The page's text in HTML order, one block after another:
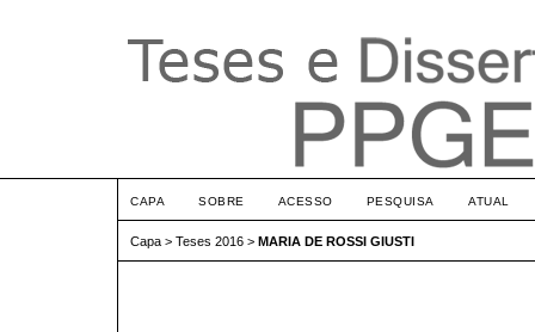
CAPA SOBRE ACESSO PESQUISA ATUAL
Capa > Teses 2016 > MARIA DE ROSSI GIUSTI